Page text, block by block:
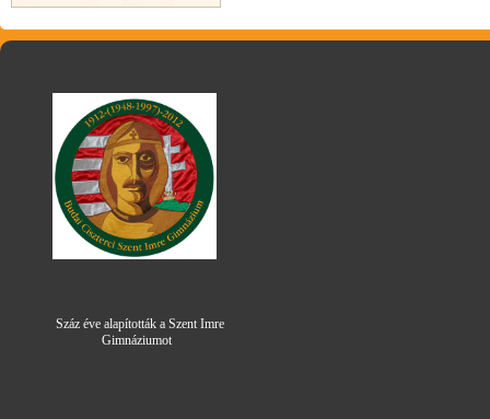
Száz éve alapították a Szent Imre
Gimnáziumot